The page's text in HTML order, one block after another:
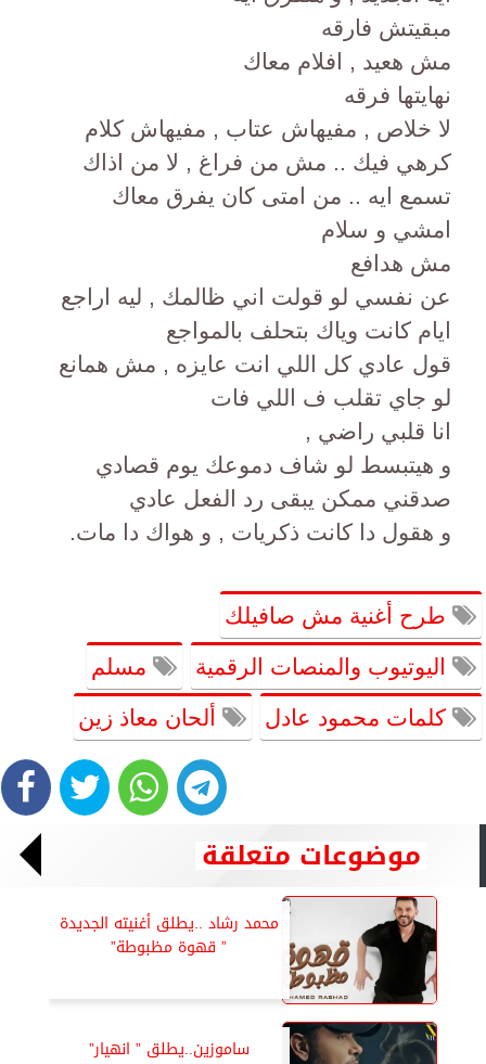
مبقيتش فارقه
مش هعيد , افلام معاك
نهايتها فرقه
لا خلاص , مفيهاش عتاب , مفيهاش كلام
كرهي فيك .. مش من فراغ , لا من اذاك
تسمع ايه .. من امتى كان يفرق معاك
امشي و سلام
مش هدافع
عن نفسي لو قولت اني ظالمك , ليه اراجع
ايام كانت وياك بتحلف بالمواجع
قول عادي كل اللي انت عايزه , مش همانع
لو جاي تقلب ف اللي فات
انا قلبي راضي ,
و هيتبسط لو شاف دموعك يوم قصادي
صدقني ممكن يبقى رد الفعل عادي
و هقول دا كانت ذكريات , و هواك دا مات.
طرح أغنية مش صافيلك
اليوتيوب والمنصات الرقمية مسلم
كلمات محمود عادل ألحان معاذ زين
موضوعات متعلقة
محمد رشاد ..يطلق أغنيته الجديدة
” قهوة مظبوطة”
ساموزين..يطلق ” انهيار”